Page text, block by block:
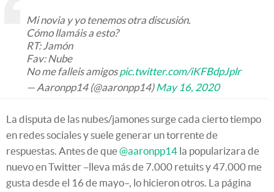
Mi novia y yo tenemos otra discusión.
Cómo llamáis a esto?
RT: Jamón
Fav: Nube
No me falleis amigospic.twitter.com/iKFBdpJplr
— Aaronpp14 (@aaronpp14)May 16, 2020
La disputa de las nubes/jamones surge cada cierto tiempo
en redes sociales y suele generar un torrente de
respuestas. Antes de que@aaronpp14 la popularizara de
nuevo en Twitter –lleva más de 7.000 retuits y 47.000 me
gusta desde el 16 de mayo–, lo hicieron otros. La página